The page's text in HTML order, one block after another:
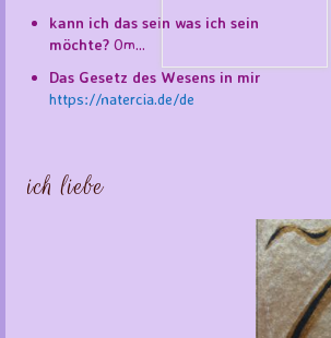
kann ich das sein was ich sein
möchte? Om...
Das Gesetz des Wesens in mir
https://natercia.de/de
ich liebe